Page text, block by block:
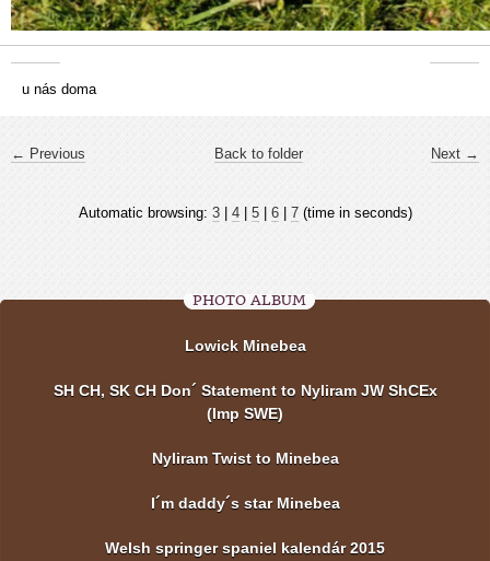
u nás doma
← Previous Next →
Back to folder
Automatic browsing: 3| 4| 5| 6| 7(time in seconds)
PHOTO ALBUM
Lowick Minebea
SH CH, SK CH Don´ Statement to Nyliram JW ShCEx
(Imp SWE)
Nyliram Twist to Minebea
I´m daddy´s star Minebea
Welsh springer spaniel kalendár 2015